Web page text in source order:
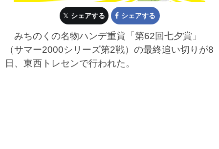
シェアする シェアする
みちのくの名物ハンデ重賞「第62回七夕賞」
（サマー2000シリーズ第2戦）の最終追い切りが8
日、東西トレセンで行われた。